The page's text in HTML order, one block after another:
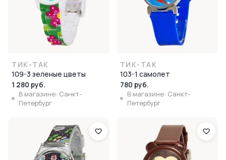
ТИК-ТАК
109-3 зеленые цветы
1 280 руб.
В магазине: Санкт-
Петербург
ТИК-ТАК
103-1 самолет
780 руб.
В магазине: Санкт-
Петербург